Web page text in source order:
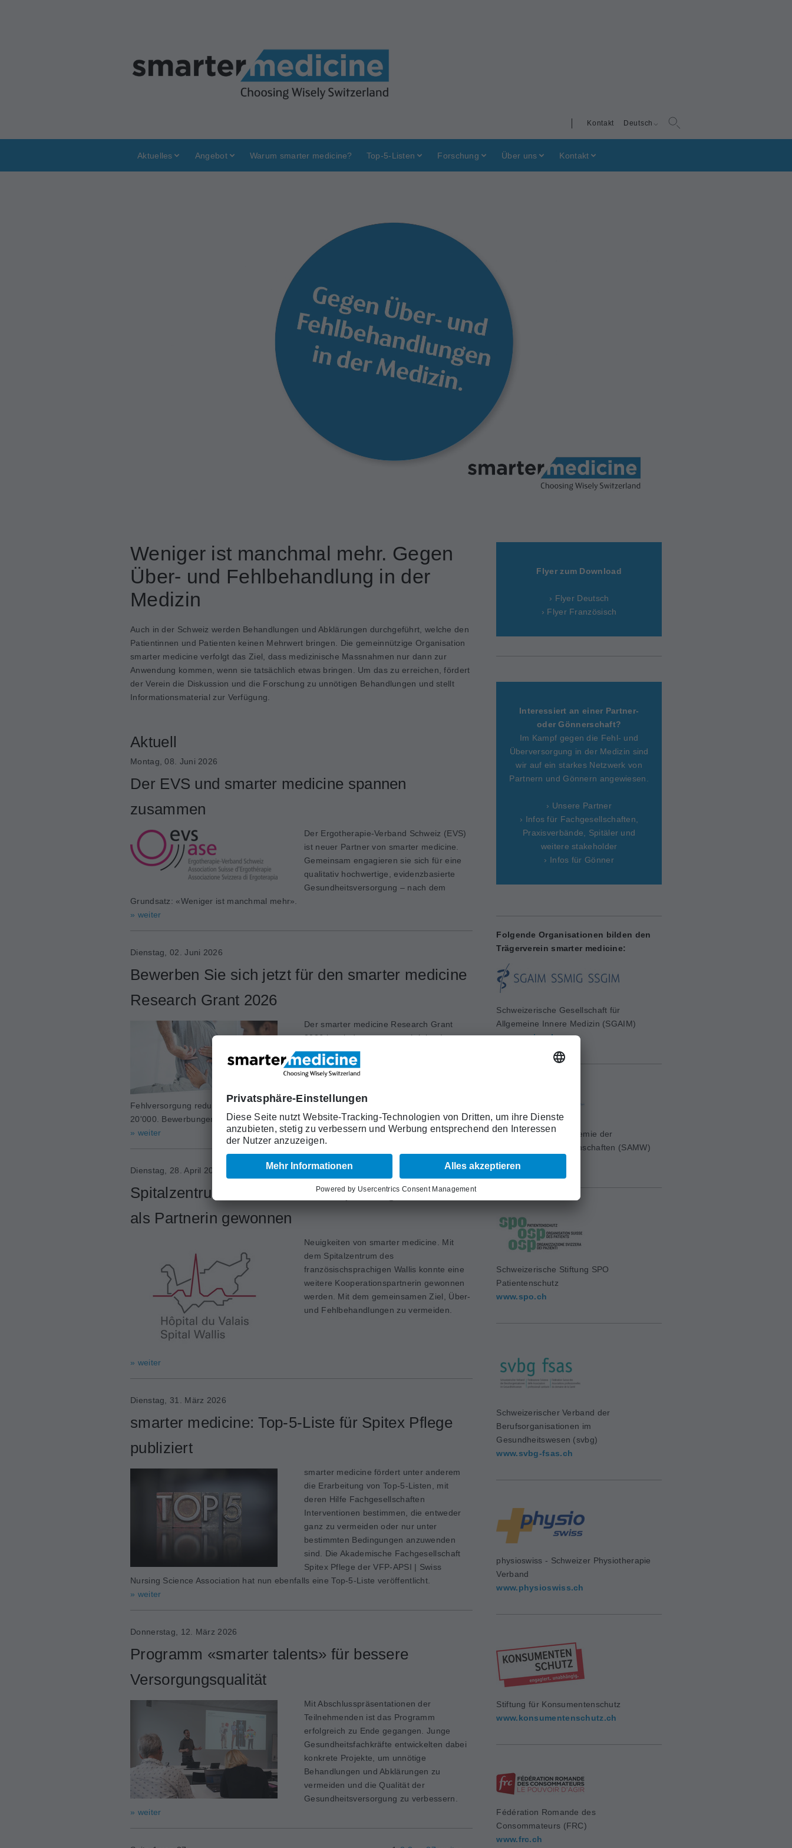
Deutsch
Kontakt
Aktuelles Angebot Warum smarter medicine? Top-5-Listen Forschung Über uns Kontakt
Weniger ist manchmal mehr. Gegen
Über- und Fehlbehandlung in der
Medizin
Auch in der Schweiz werden Behandlungen und Abklärungen durchgeführt, welche den
Patientinnen und Patienten keinen Mehrwert bringen. Die gemeinnützige Organisation
smarter medicine verfolgt das Ziel, dass medizinische Massnahmen nur dann zur
Anwendung kommen, wenn sie tatsächlich etwas bringen. Um das zu erreichen, fördert
der Verein die Diskussion und die Forschung zu unnötigen Behandlungen und stellt
Informationsmaterial zur Verfügung.
Aktuell
Montag, 08. Juni 2026
Der EVS und smarter medicine spannen
zusammen
Der Ergotherapie-Verband Schweiz (EVS)
ist neuer Partner von smarter medicine.
Gemeinsam engagieren sie sich für eine
qualitativ hochwertige, evidenzbasierte
Gesundheitsversorgung – nach dem
Grundsatz: «Weniger ist manchmal mehr».
» weiter
Dienstag, 02. Juni 2026
Bewerben Sie sich jetzt für den smarter medicine
Research Grant 2026
Der smarter medicine Research Grant
2026 ist wiederum ausgeschrieben!
Gesucht werden Forschungsprojekte zum
Schwerpunktthema «Deprescription», die
zu einer besseren, evidenzbasierten
Fehlversorgung reduzieren. Unterstützt werden bis zu drei Projekte mit je maximal CHF
20'000. Bewerbungen können noch bis zum 21. August 2026 eingereicht werden.
» weiter
Dienstag, 28. April 2026
Spitalzentrum des französischsprachigen Wallis
als Partnerin gewonnen
Neuigkeiten von smarter medicine. Mit
dem Spitalzentrum des
französischsprachigen Wallis konnte eine
weitere Kooperationspartnerin gewonnen
werden. Mit dem gemeinsamen Ziel, Über-
und Fehlbehandlungen zu vermeiden.
» weiter
Dienstag, 31. März 2026
smarter medicine: Top-5-Liste für Spitex Pflege
publiziert
smarter medicine fördert unter anderem
die Erarbeitung von Top-5-Listen, mit
deren Hilfe Fachgesellschaften
Interventionen bestimmen, die entweder
ganz zu vermeiden oder nur unter
bestimmten Bedingungen anzuwenden
sind. Die Akademische Fachgesellschaft
Spitex Pflege der VFP-APSI | Swiss
Nursing Science Association hat nun ebenfalls eine Top-5-Liste veröffentlicht.
» weiter
Donnerstag, 12. März 2026
Programm «smarter talents» für bessere
Versorgungsqualität
Mit Abschlusspräsentationen der
Teilnehmenden ist das Programm
erfolgreich zu Ende gegangen. Junge
Gesundheitsfachkräfte entwickelten dabei
konkrete Projekte, um unnötige
Behandlungen und Abklärungen zu
vermeiden und die Qualität der
Gesundheitsversorgung zu verbessern.
» weiter
Flyer zum Download
› Flyer Deutsch
› Flyer Französisch
Interessiert an einer Partner-
oder Gönnerschaft?
Im Kampf gegen die Fehl- und
Überversorgung in der Medizin sind
wir auf ein starkes Netzwerk von
Partnern und Gönnern angewiesen.
› Unsere Partner
› Infos für Fachgesellschaften,
Praxisverbände, Spitäler und
weitere stakeholder
› Infos für Gönner
Folgende Organisationen bilden den
Trägerverein smarter medicine:
Schweizerische Gesellschaft für
Allgemeine Innere Medizin (SGAIM)
www.sgaim.ch
Schweizerische Akademie der
Medizinischen Wissenschaften (SAMW)
www.samw.ch
Schweizerische Stiftung SPO
Patientenschutz
www.spo.ch
Schweizerischer Verband der
Berufsorganisationen im
Gesundheitswesen (svbg)
www.svbg-fsas.ch
physioswiss - Schweizer Physiotherapie
Verband
www.physioswiss.ch
Stiftung für Konsumentenschutz
www.konsumentenschutz.ch
Fédération Romande des
Consommateurs (FRC)
www.frc.ch